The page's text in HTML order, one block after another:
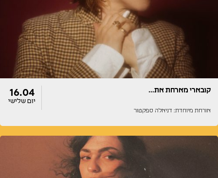
22:00
22:00
קובארי מארחת את…
אורחת מיוחדת: דניאלה ספקטור
16.04
יום שלישי
דלתות
20:00
הופעה
20:00